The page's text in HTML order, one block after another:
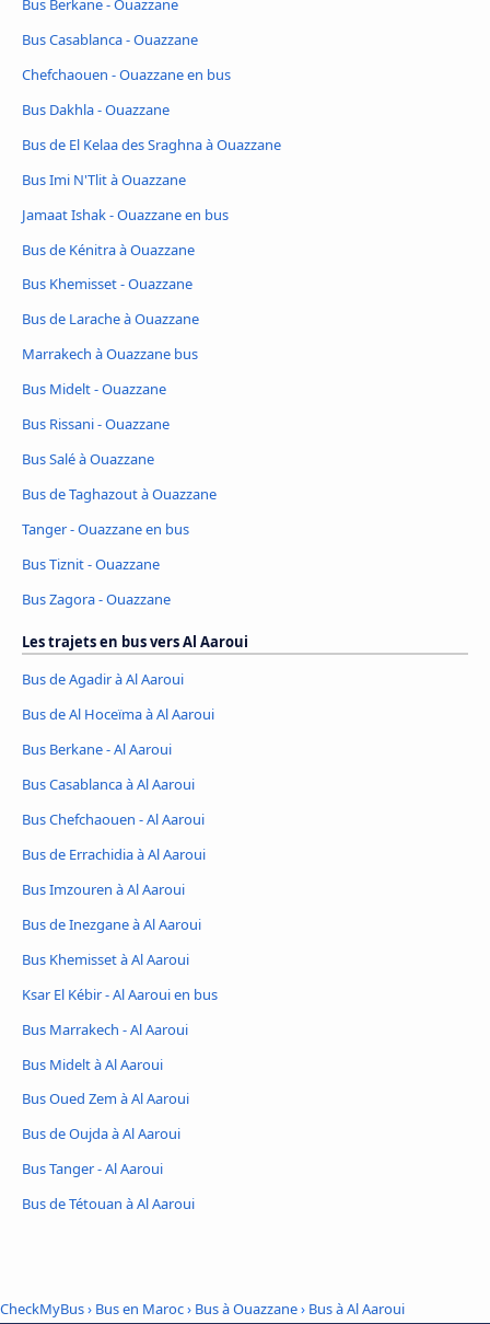
Bus Berkane - Ouazzane
Bus Casablanca - Ouazzane
Chefchaouen - Ouazzane en bus
Bus Dakhla - Ouazzane
Bus de El Kelaa des Sraghna à Ouazzane
Bus Imi N'Tlit à Ouazzane
Jamaat Ishak - Ouazzane en bus
Bus de Kénitra à Ouazzane
Bus Khemisset - Ouazzane
Bus de Larache à Ouazzane
Marrakech à Ouazzane bus
Bus Midelt - Ouazzane
Bus Rissani - Ouazzane
Bus Salé à Ouazzane
Bus de Taghazout à Ouazzane
Tanger - Ouazzane en bus
Bus Tiznit - Ouazzane
Bus Zagora - Ouazzane
Les trajets en bus vers Al Aaroui
Bus de Agadir à Al Aaroui
Bus de Al Hoceïma à Al Aaroui
Bus Berkane - Al Aaroui
Bus Casablanca à Al Aaroui
Bus Chefchaouen - Al Aaroui
Bus de Errachidia à Al Aaroui
Bus Imzouren à Al Aaroui
Bus de Inezgane à Al Aaroui
Bus Khemisset à Al Aaroui
Ksar El Kébir - Al Aaroui en bus
Bus Marrakech - Al Aaroui
Bus Midelt à Al Aaroui
Bus Oued Zem à Al Aaroui
Bus de Oujda à Al Aaroui
Bus Tanger - Al Aaroui
Bus de Tétouan à Al Aaroui
CheckMyBus› Bus en Maroc› Bus à Ouazzane› Bus à Al Aaroui